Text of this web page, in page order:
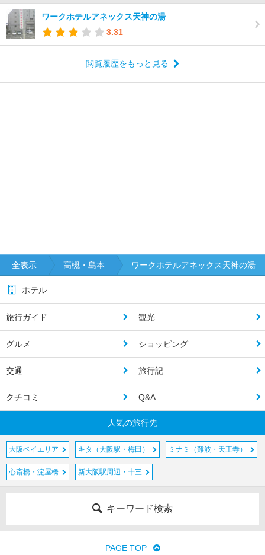
ワークホテルアネックス天神の湯
3.31
閲覧履歴をもっと見る
全表示 高槻・島本 ワークホテルアネックス天神の湯
ホテル
旅行ガイド 観光
グルメ ショッピング
交通 旅行記
クチコミ Q&A
人気の旅行先
大阪ベイエリア キタ（大阪駅・梅田） ミナミ（難波・天王寺）
心斎橋・淀屋橋 新大阪駅周辺・十三
キーワード検索
PAGE TOP